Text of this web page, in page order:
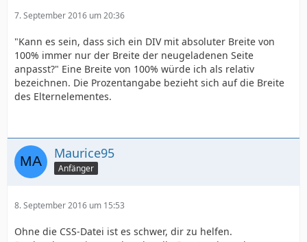
7. September 2016 um 20:36
"Kann es sein, dass sich ein DIV mit absoluter Breite von
100% immer nur der Breite der neugeladenen Seite
anpasst?" Eine Breite von 100% würde ich als relativ
bezeichnen. Die Prozentangabe bezieht sich auf die Breite
des Elternelementes.
Maurice95
Anfänger
8. September 2016 um 15:53
Ohne die CSS-Datei ist es schwer, dir zu helfen.